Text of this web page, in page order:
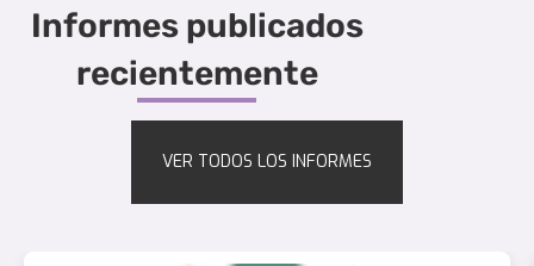
Informes publicados
recientemente
VER TODOS LOS INFORMES